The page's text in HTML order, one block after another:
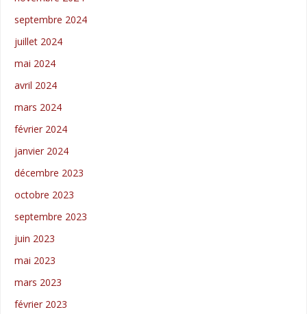
septembre 2024
juillet 2024
mai 2024
avril 2024
mars 2024
février 2024
janvier 2024
décembre 2023
octobre 2023
septembre 2023
juin 2023
mai 2023
mars 2023
février 2023